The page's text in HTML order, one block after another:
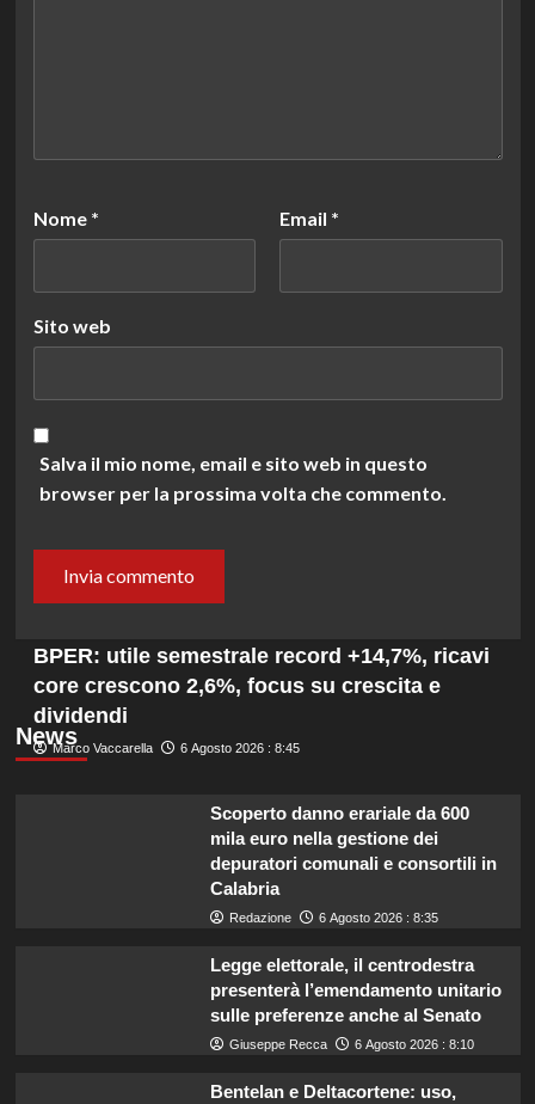
Nome * Email *
Sito web
Salva il mio nome, email e sito web in questo
browser per la prossima volta che commento.
News
BPER: utile semestrale record +14,7%, ricavi
core crescono 2,6%, focus su crescita e
dividendi
Marco Vaccarella 6 Agosto 2026 : 8:45
Scoperto danno erariale da 600
mila euro nella gestione dei
depuratori comunali e consortili in
Calabria
Redazione 6 Agosto 2026 : 8:35
Legge elettorale, il centrodestra
presenterà l’emendamento unitario
sulle preferenze anche al Senato
Giuseppe Recca 6 Agosto 2026 : 8:10
Bentelan e Deltacortene: uso,